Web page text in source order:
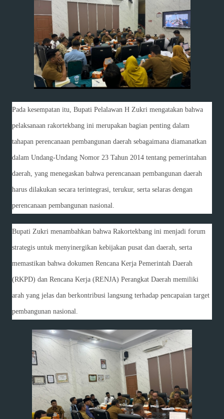
Pada kesempatan itu, Bupati Pelalawan H Zukri mengatakan bahwa
pelaksanaan rakortekbang ini merupakan bagian penting dalam
tahapan perencanaan pembangunan daerah sebagaimana diamanatkan
dalam Undang-Undang Nomor 23 Tahun 2014 tentang pemerintahan
daerah, yang menegaskan bahwa perencanaan pembangunan daerah
harus dilakukan secara terintegrasi, terukur, serta selaras dengan
perencanaan pembangunan nasional.
Bupati Zukri menambahkan bahwa Rakortekbang ini menjadi forum
strategis untuk menyinergikan kebijakan pusat dan daerah, serta
memastikan bahwa dokumen Rencana Kerja Pemerintah Daerah
(RKPD) dan Rencana Kerja (RENJA) Perangkat Daerah memiliki
arah yang jelas dan berkontribusi langsung terhadap pencapaian target
pembangunan nasional.